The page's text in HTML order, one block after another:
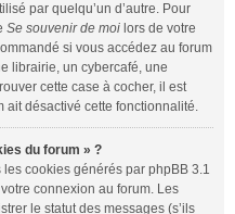
par quelqu’un d’autre. Pour
Se souvenir de moi lors de votre
si vous accédez au forum
librairie, un cybercafé, une
cette case à cocher, il est
ait désactivé cette fonctionnalité.
du forum » ?
cookies générés par phpBB 3.1
connexion au forum. Les
le statut des messages (s’ils